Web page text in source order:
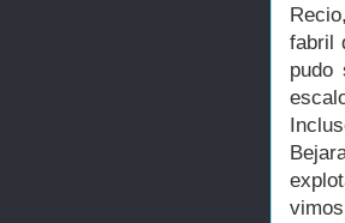
fabril
pudo